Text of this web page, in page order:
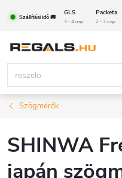
tartalomhoz
Szállítási idő 🚚
GLS Packeta
3 - 4 nap 2 - 3 nap
Szögmérők
SHINWA
japán